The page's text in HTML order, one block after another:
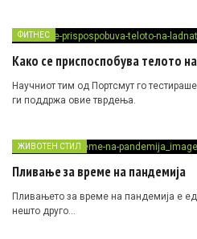
ФИТНЕС
Како се приспоспобува телото
Научниот тим од Портсмут го
ги поддржа овие тврдења.
ЖИВОТЕН СТИЛ
Пливање за време на пандемија
Пливањето за време на пандемија е
нешто друго…